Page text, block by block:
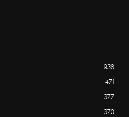
938
471
377
370